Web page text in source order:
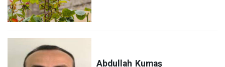
Abdullah Kumaş